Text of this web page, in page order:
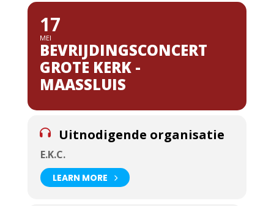
17
MEI
BEVRIJDINGSCONCERT
GROTE KERK -
MAASSLUIS
Uitnodigende organisatie
E.K.C.
LEARN MORE